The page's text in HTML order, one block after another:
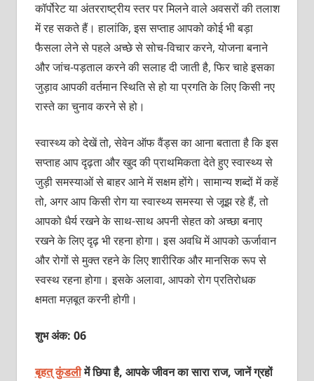
कॉर्पोरेट या अंतरराष्ट्रीय स्तर पर मिलने वाले अवसरों की तलाश
में रह सकते हैं। हालांकि, इस सप्ताह आपको कोई भी बड़ा
फैसला लेने से पहले अच्छे से सोच-विचार करने, योजना बनाने
और जांच-पड़ताल करने की सलाह दी जाती है, फिर चाहे इसका
जुड़ाव आपकी वर्तमान स्थिति से हो या प्रगति के लिए किसी नए
रास्ते का चुनाव करने से हो।
स्वास्थ्य को देखें तो, सेवेन ऑफ वैंड्स का आना बताता है कि इस
सप्ताह आप दृढ़ता और खुद की प्राथमिकता देते हुए स्वास्थ्य से
जुड़ी समस्याओं से बाहर आने में सक्षम होंगे। सामान्य शब्दों में कहें
तो, अगर आप किसी रोग या स्वास्थ्य समस्या से जूझ रहे हैं, तो
आपको धैर्य रखने के साथ-साथ अपनी सेहत को अच्छा बनाए
रखने के लिए दृढ़ भी रहना होगा। इस अवधि में आपको ऊर्जावान
और रोगों से मुक्त रहने के लिए शारीरिक और मानसिक रूप से
स्वस्थ रहना होगा। इसके अलावा, आपको रोग प्रतिरोधक
क्षमता मज़बूत करनी होगी।
शुभ अंक: 06
बृहत् कुंडलीमें छिपा है, आपके जीवन का सारा राज, जानें ग्रहों